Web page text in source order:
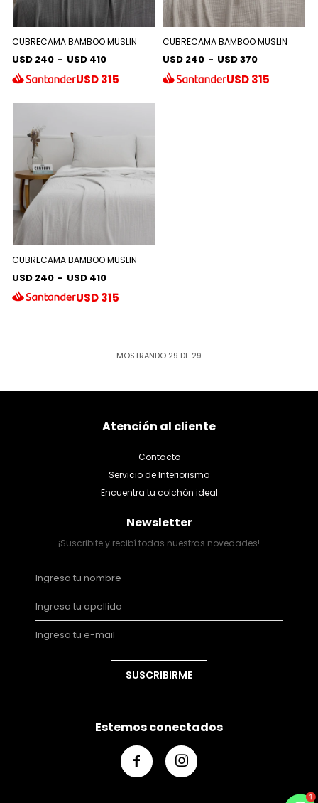
CUBRECAMA BAMBOO MUSLIN
USD 240 - USD 410
USD315
CUBRECAMA BAMBOO MUSLIN
USD 240 - USD 370
USD315
CUBRECAMA BAMBOO MUSLIN
USD 240 - USD 410
USD315
MOSTRANDO 29 DE 29
Atención al cliente
Contacto
Servicio de Interiorismo
Encuentra tu colchón ideal
Newsletter
¡Suscribite y recibí todas nuestras novedades!
SUSCRIBIRME
Estemos conectados
 